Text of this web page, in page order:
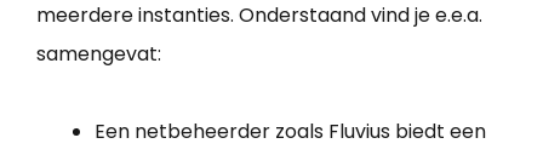
meerdere instanties. Onderstaand vind je e.e.a.
samengevat:
Een netbeheerder zoals Fluvius biedt een